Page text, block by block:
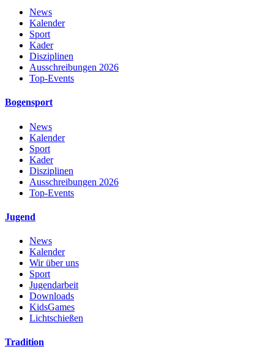
News
Kalender
Sport
Kader
Disziplinen
Ausschreibungen 2026
Top-Events
Bogensport
News
Kalender
Sport
Kader
Disziplinen
Ausschreibungen 2026
Top-Events
Jugend
News
Kalender
Wir über uns
Sport
Jugendarbeit
Downloads
KidsGames
Lichtschießen
Tradition